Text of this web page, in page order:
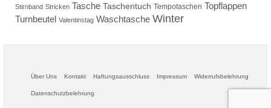
Stirnband Stricken Tasche Taschentuch Tempotaschen Topflappen
Turnbeutel Valentinstag Waschtasche Winter
Über Uns Kontakt Haftungsausschluss Impressum Widerrufsbelehrung
Datenschutzbelehrung